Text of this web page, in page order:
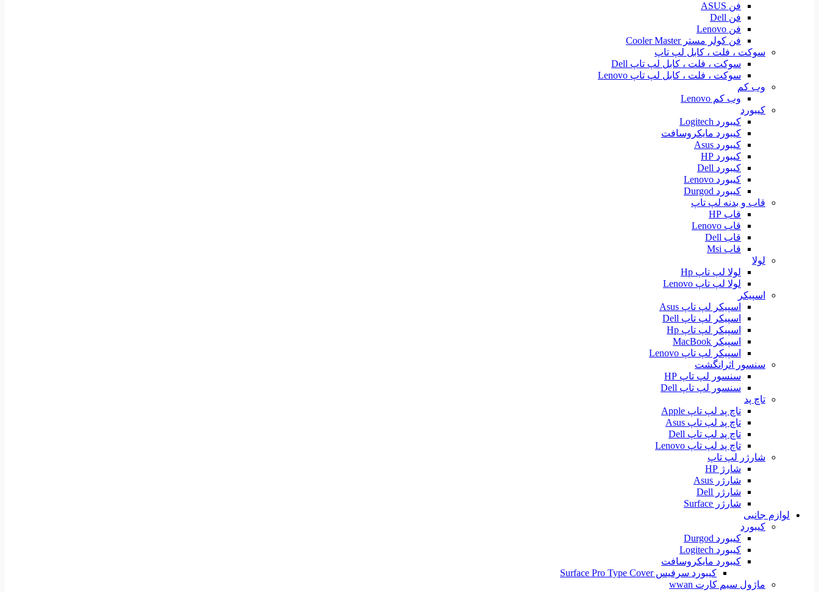
فن ASUS
فن Dell
فن Lenovo
فن کولر مستر Cooler Master
سوکت ، فلت ، کابل لپ تاپ
سوکت ، فلت ، کابل لپ تاپ Dell
سوکت ، فلت ، کابل لپ تاپ Lenovo
وب کم
وب کم Lenovo
کیبورد
کیبورد Logitech
کیبورد مایکروسافت
کیبورد Asus
کیبورد HP
کیبورد Dell
کیبورد Lenovo
کیبورد Durgod
قاب و بدنه لپ تاپ
قاب HP
قاب Lenovo
قاب Dell
قاب Msi
لولا
لولا لپ تاپ Hp
لولا لپ تاپ Lenovo
اسپیکر
اسپیکر لپ تاپ Asus
اسپیکر لپ تاپ Dell
اسپیکر لپ تاپ Hp
اسپیکر MacBook
اسپیکر لپ تاپ Lenovo
سنسور اثرانگشت
سنسور لپ تاپ HP
سنسور لپ تاپ Dell
تاچ پد
تاچ پد لپ تاپ Apple
تاچ پد لپ تاپ Asus
تاچ پد لپ تاپ Dell
تاچ پد لپ تاپ Lenovo
شارژر لپ تاپ
شارژ HP
شارژر Asus
شارژر Dell
شارژر Surface
لوازم جانبی
کیبورد
کیبورد Durgod
کیبورد Logitech
کیبورد مایکروسافت
کیبورد سرفیس Surface Pro Type Cover
ماژول سیم کارت wwan